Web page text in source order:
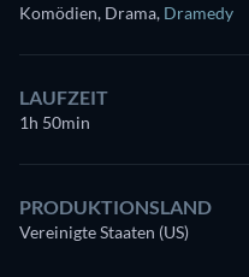
Komödien, Drama, Dramedy
LAUFZEIT
1h 50min
PRODUKTIONSLAND
Vereinigte Staaten (US)